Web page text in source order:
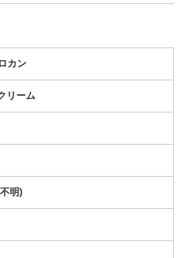
カン
リーム
明)